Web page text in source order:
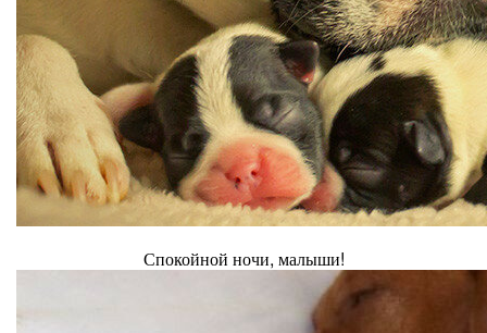
Спокойной ночи, малыши!